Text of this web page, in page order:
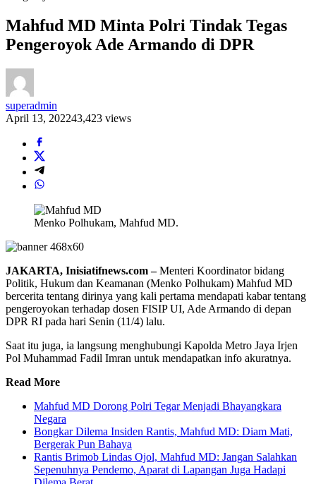
Mahfud MD Minta Polri Tindak Tegas
Pengeroyok Ade Armando di DPR
superadmin
April 13, 202243,423 views
Menko Polhukam, Mahfud MD.
JAKARTA, Inisiatifnews.com –Menteri Koordinator bidang
Politik, Hukum dan Keamanan (Menko Polhukam) Mahfud MD
bercerita tentang dirinya yang kali pertama mendapati kabar tentang
pengeroyokan terhadap dosen FISIP UI, Ade Armando di depan
DPR RI pada hari Senin (11/4) lalu.
Saat itu juga, ia langsung menghubungi Kapolda Metro Jaya Irjen
Pol Muhammad Fadil Imran untuk mendapatkan info akuratnya.
Read More
Mahfud MD Dorong Polri Tegar Menjadi Bhayangkara
Negara
Bongkar Dilema Insiden Rantis, Mahfud MD: Diam Mati,
Bergerak Pun Bahaya
Rantis Brimob Lindas Ojol, Mahfud MD: Jangan Salahkan
Sepenuhnya Pendemo, Aparat di Lapangan Juga Hadapi